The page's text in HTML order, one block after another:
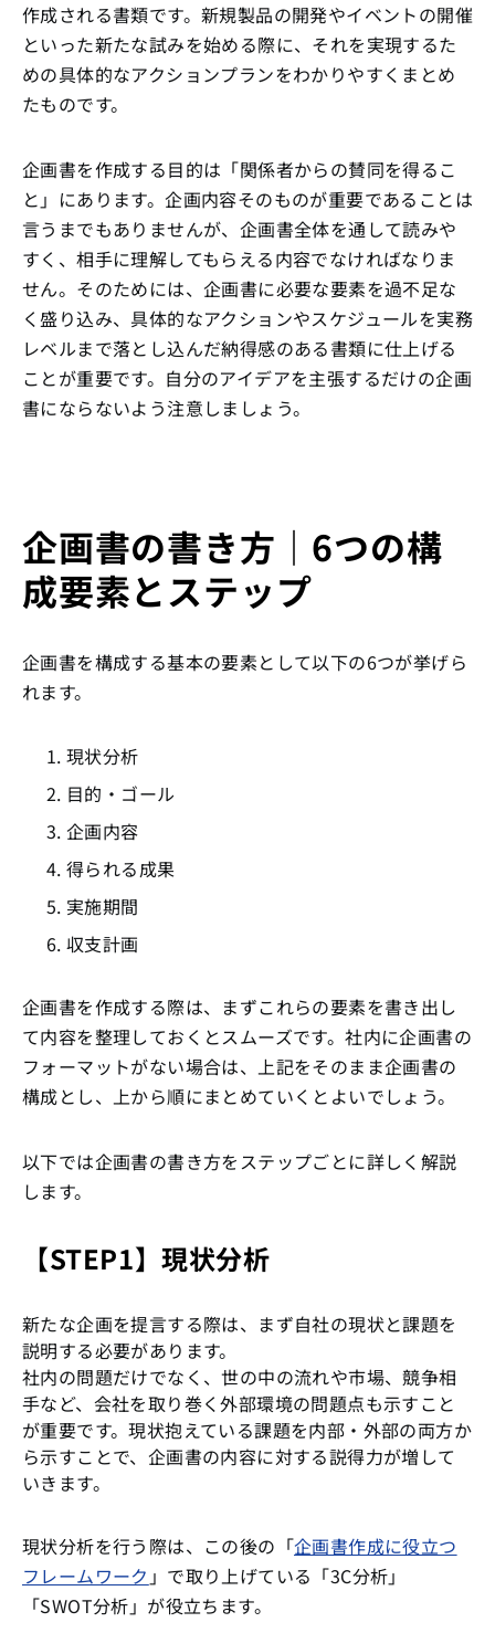
作成される書類です。新規製品の開発やイベントの開催
といった新たな試みを始める際に、それを実現するた
めの具体的なアクションプランをわかりやすくまとめ
たものです。
企画書を作成する目的は「関係者からの賛同を得るこ
と」にあります。企画内容そのものが重要であることは
言うまでもありませんが、企画書全体を通して読みや
すく、相手に理解してもらえる内容でなければなりま
せん。そのためには、企画書に必要な要素を過不足な
く盛り込み、具体的なアクションやスケジュールを実務
レベルまで落とし込んだ納得感のある書類に仕上げる
ことが重要です。自分のアイデアを主張するだけの企画
書にならないよう注意しましょう。
企画書の書き方｜6つの構
成要素とステップ
企画書を構成する基本の要素として以下の6つが挙げら
れます。
現状分析
目的・ゴール
企画内容
得られる成果
実施期間
収支計画
企画書を作成する際は、まずこれらの要素を書き出し
て内容を整理しておくとスムーズです。社内に企画書の
フォーマットがない場合は、上記をそのまま企画書の
構成とし、上から順にまとめていくとよいでしょう。
以下では企画書の書き方をステップごとに詳しく解説
します。
【STEP1】現状分析
新たな企画を提言する際は、まず自社の現状と課題を
説明する必要があります。
社内の問題だけでなく、世の中の流れや市場、競争相
手など、会社を取り巻く外部環境の問題点も示すこと
が重要です。現状抱えている課題を内部・外部の両方か
ら示すことで、企画書の内容に対する説得力が増して
いきます。
現状分析を行う際は、この後の「企画書作成に役立つ
フレームワーク 」で取り上げている「3C分析」
「SWOT分析」が役立ちます。